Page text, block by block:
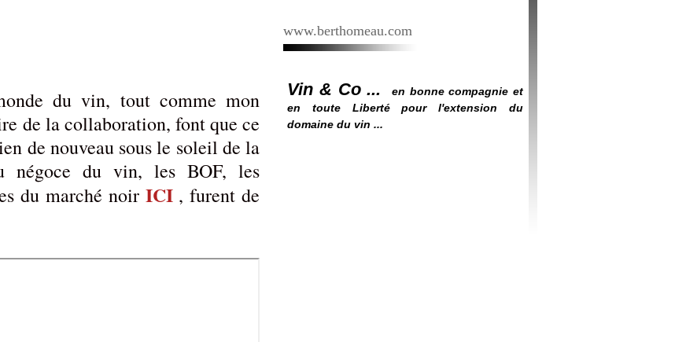
du vin, tout comme mon
de la collaboration, font que ce
de nouveau sous le soleil de la
négoce du vin, les BOF, les
du marché noir ICI , furent de
www.berthomeau.com
Vin & Co ...
en bonne compagnie et
en toute Liberté pour l'extension du
domaine du vin ...